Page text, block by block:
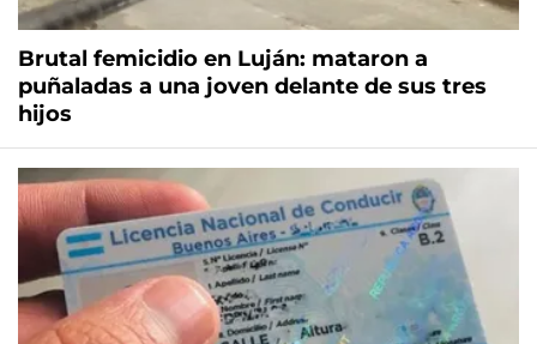
Brutal femicidio en Luján: mataron a
puñaladas a una joven delante de sus tres
hijos